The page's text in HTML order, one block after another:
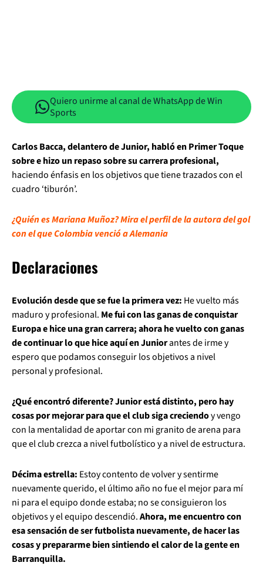
Quiero unirme al canal de WhatsApp de Win
Sports
Carlos Bacca, delantero de Junior, habló en Primer Toque
sobre e hizo un repaso sobre su carrera profesional,
haciendo énfasis en los objetivos que tiene trazados con el
cuadro ‘tiburón’.
¿Quién es Mariana Muñoz? Mira el perfil de la autora del gol
con el que Colombia venció a Alemania
Declaraciones
Evolución desde que se fue la primera vez: He vuelto más
maduro y profesional. Me fui con las ganas de conquistar
Europa e hice una gran carrera; ahora he vuelto con ganas
de continuar lo que hice aquí en Juniorantes de irme y
espero que podamos conseguir los objetivos a nivel
personal y profesional.
¿Qué encontró diferente? Junior está distinto, pero hay
cosas por mejorar para que el club siga creciendoy vengo
con la mentalidad de aportar con mi granito de arena para
que el club crezca a nivel futbolístico y a nivel de estructura.
Décima estrella: Estoy contento de volver y sentirme
nuevamente querido, el último año no fue el mejor para mí
ni para el equipo donde estaba; no se consiguieron los
objetivos y el equipo descendió.Ahora, me encuentro con
esa sensación de ser futbolista nuevamente, de hacer las
cosas y prepararme bien sintiendo el calor de la gente en
Barranquilla.